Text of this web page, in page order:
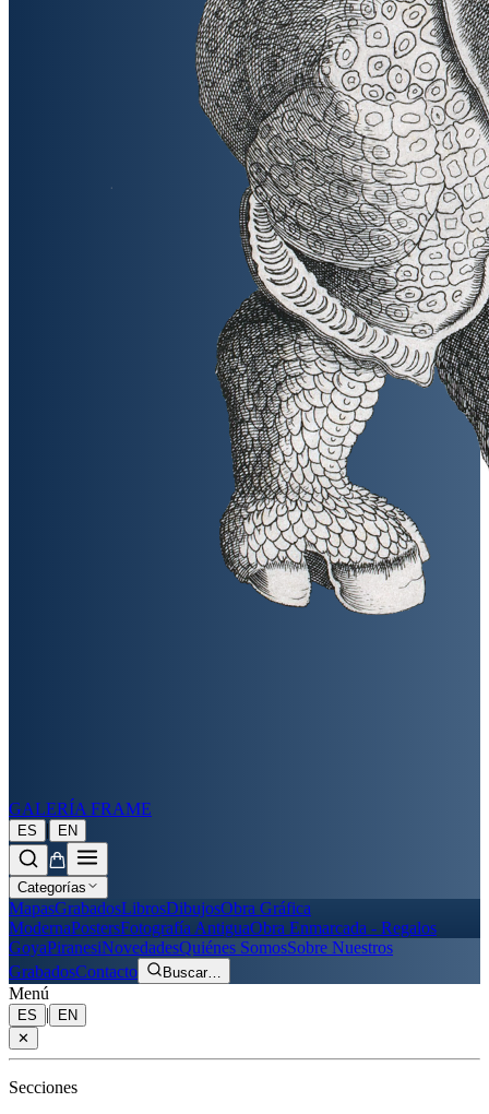
GALERÍA FRAME
ES | EN
Categorías
MapasGrabadosLibrosDibujosObra Gráfica
ModernaPostersFotografía AntiguaObra Enmarcada - Regalos
GoyaPiranesiNovedadesQuiénes SomosSobre Nuestros
GrabadosContacto Buscar…
Menú
ES |
EN
✕
Secciones